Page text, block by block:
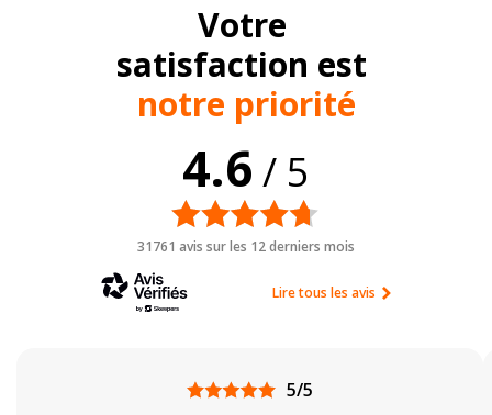
Votre
satisfaction est
notre priorité
4.6 / 5
31761 avis sur les 12 derniers mois
Lire tous les avis
5/5